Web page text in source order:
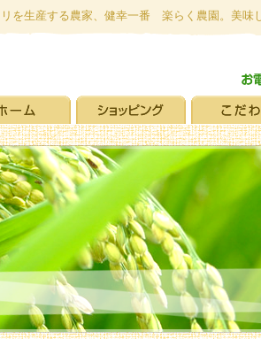
を生産する農家、健幸一番 楽らく農園。美味